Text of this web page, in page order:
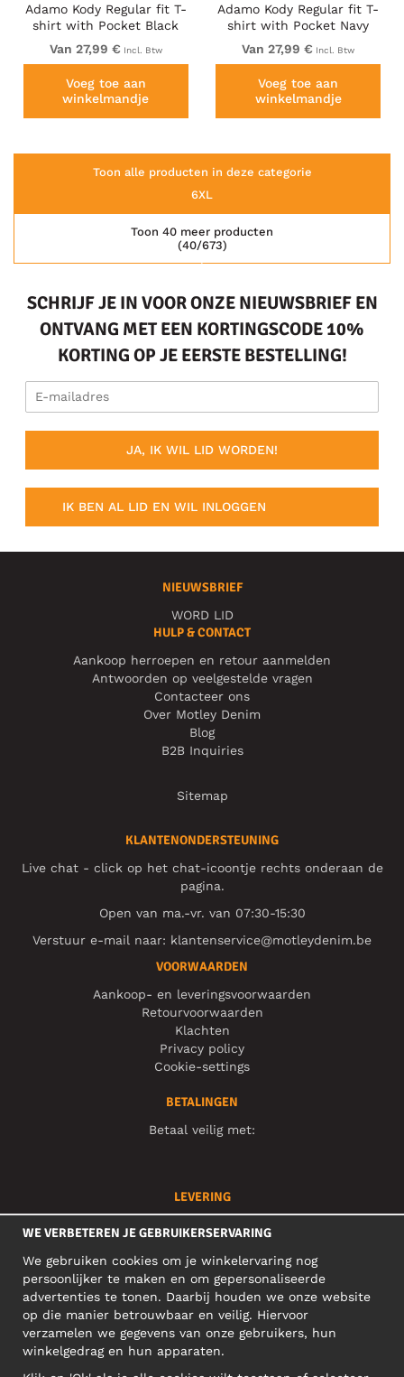
Adamo Kody Regular fit T-
shirt with Pocket Black
Van 27,99 € Incl. Btw
Voeg toe aan
winkelmandje
Adamo Kody Regular fit T-
shirt with Pocket Navy
Van 27,99 € Incl. Btw
Voeg toe aan
winkelmandje
Toon alle producten in deze categorie
6XL
(40/673)
Toon 40 meer producten
SCHRIJF JE IN VOOR ONZE NIEUWSBRIEF EN
ONTVANG MET EEN KORTINGSCODE 10%
KORTING OP JE EERSTE BESTELLING!
JA, IK WIL LID WORDEN!
IK BEN AL LID EN WIL INLOGGEN
NIEUWSBRIEF
WORD LID
HULP & CONTACT
Aankoop herroepen en retour aanmelden
Antwoorden op veelgestelde vragen
Contacteer ons
Over Motley Denim
Blog
B2B Inquiries
Sitemap
KLANTENONDERSTEUNING
Live chat - click op het chat-icoontje rechts onderaan de
pagina.
Open van ma.-vr. van 07:30-15:30
Verstuur e-mail naar: klantenservice@motleydenim.be
VOORWAARDEN
Aankoop- en leveringsvoorwaarden
Retourvoorwaarden
Klachten
Privacy policy
Cookie-settings
BETALINGEN
Betaal veilig met:
LEVERING
SOCIAL MEDIA
ZAKELIJK ADRES
WE VERBETEREN JE GEBRUIKERSERVARING
We gebruiken cookies om je winkelervaring nog
persoonlijker te maken en om gepersonaliseerde
advertenties te tonen. Daarbij houden we onze website
op die manier betrouwbaar en veilig. Hiervoor
verzamelen we gegevens van onze gebruikers, hun
winkelgedrag en hun apparaten.